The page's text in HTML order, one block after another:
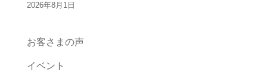
2026年8月1日
お客さまの声
イベント